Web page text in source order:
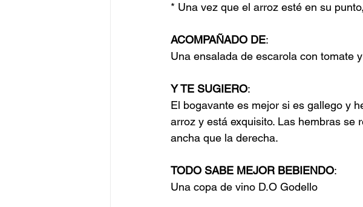
* Una vez que el arroz esté en su
ACOMPAÑADO DE:
Una ensalada de escarola con tomate
Y TE SUGIERO:
El bogavante es mejor si es gallego y
arroz y está exquisito. Las hembras se
ancha que la derecha.
TODO SABE MEJOR BEBIENDO:
Una copa de vino D.O Godello